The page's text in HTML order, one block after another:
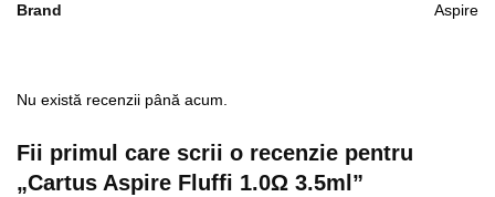
Brand Aspire
Nu există recenzii până acum.
Fii primul care scrii o recenzie pentru
„Cartus Aspire Fluffi 1.0Ω 3.5ml”